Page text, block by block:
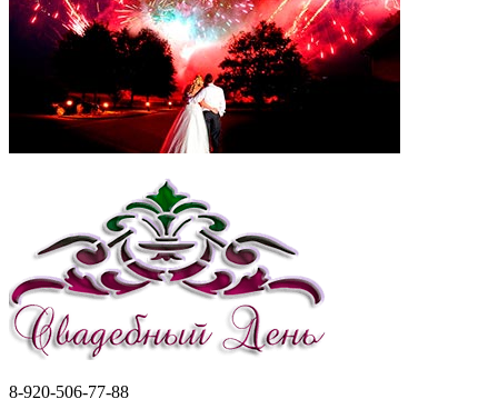
8-920-506-77-88